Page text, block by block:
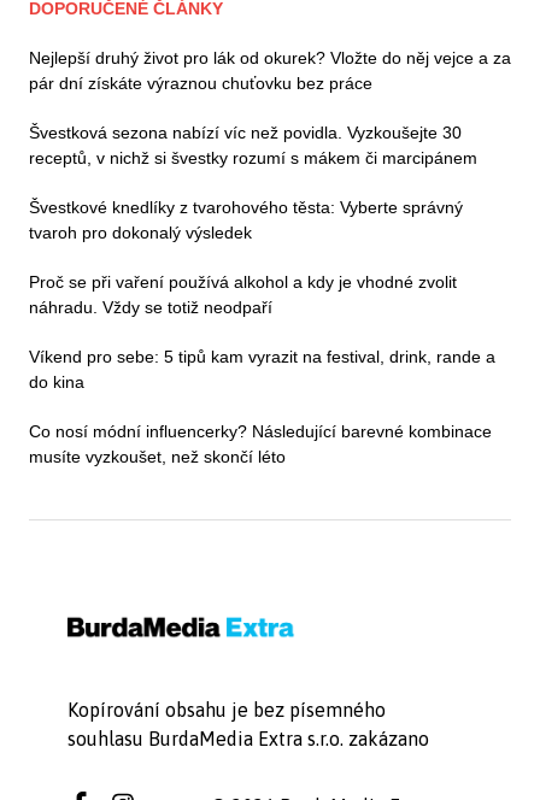
DOPORUČENÉ ČLÁNKY
Nejlepší druhý život pro lák od okurek? Vložte do něj vejce a za
pár dní získáte výraznou chuťovku bez práce
Švestková sezona nabízí víc než povidla. Vyzkoušejte 30
receptů, v nichž si švestky rozumí s mákem či marcipánem
Švestkové knedlíky z tvarohového těsta: Vyberte správný
tvaroh pro dokonalý výsledek
Proč se při vaření používá alkohol a kdy je vhodné zvolit
náhradu. Vždy se totiž neodpaří
Víkend pro sebe: 5 tipů kam vyrazit na festival, drink, rande a
do kina
Co nosí módní influencerky? Následující barevné kombinace
musíte vyzkoušet, než skončí léto
Kopírování obsahu je bez písemného
souhlasu BurdaMedia Extra s.r.o. zakázano